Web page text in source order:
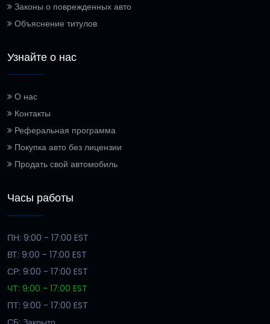
Законы о поврежденных авто
Объяснение титулов
Узнайте о нас
О нас
Контакты
Реферальная программа
Покупка авто без лицензии
Продать свой автомобиль
Часы работы
ПН: 9:00 - 17:00 EST
ВТ: 9:00 - 17:00 EST
СР: 9:00 - 17:00 EST
ЧТ: 9:00 - 17:00 EST
ПТ: 9:00 - 17:00 EST